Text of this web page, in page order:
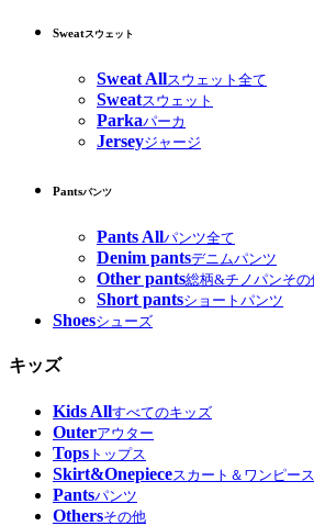
Sweatスウェット
Sweat Allスウェット全て
Sweatスウェット
Parkaパーカ
Jerseyジャージ
Pantsパンツ
Pants Allパンツ全て
Denim pantsデニムパンツ
Other pants総柄&チノパンその
Short pantsショートパンツ
Shoesシューズ
キッズ
Kids Allすべてのキッズ
Outerアウター
Tops トップス
Skirt&Onepieceスカート＆ワンピース
Pantsパンツ
Othersその他